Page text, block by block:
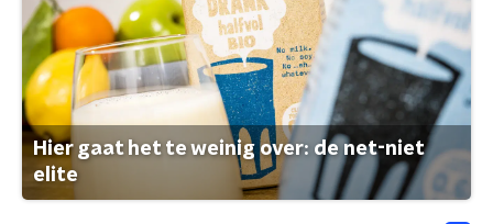
Hier gaat het te weinig over: de net-niet
elite